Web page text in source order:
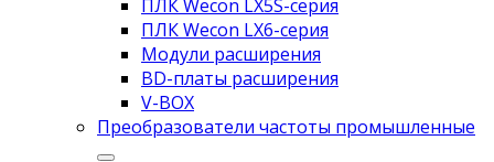
ПЛК Wecon LX5S-серия
ПЛК Wecon LX6-серия
Модули расширения
BD-платы расширения
V-BOX
Преобразователи частоты промышленные